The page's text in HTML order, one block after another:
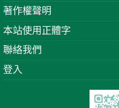
著作權聲明
本站使用正體字
聯絡我們
登入